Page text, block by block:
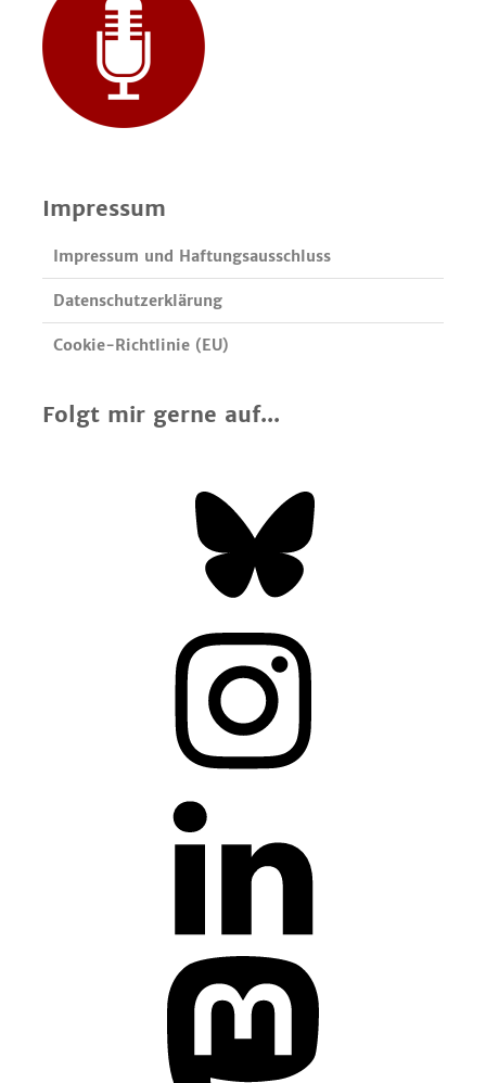
Impressum
Impressum und Haftungsausschluss
Datenschutzerklärung
Cookie-Richtlinie (EU)
Folgt mir gerne auf...